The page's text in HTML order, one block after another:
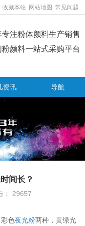
收藏本站 网站地图 常见问题
注粉体颜料生产销售
颜料一站式采购平台
资讯 导航
间长？
： 29657
彩色夜光粉两种，黄绿光